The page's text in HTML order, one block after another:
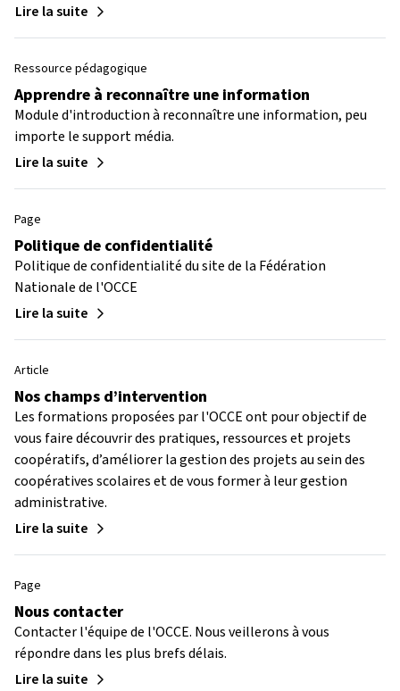
Lire la suite
Ressource pédagogique
Apprendre à reconnaître une information
Module d'introduction à reconnaître une information, peu
importe le support média.
Lire la suite
Page
Politique de confidentialité
Politique de confidentialité du site de la Fédération
Nationale de l'OCCE
Lire la suite
Article
Nos champs d’intervention
Les formations proposées par l'OCCE ont pour objectif de
vous faire découvrir des pratiques, ressources et projets
coopératifs, d’améliorer la gestion des projets au sein des
coopératives scolaires et de vous former à leur gestion
administrative.
Lire la suite
Page
Nous contacter
Contacter l'équipe de l'OCCE. Nous veillerons à vous
répondre dans les plus brefs délais.
Lire la suite